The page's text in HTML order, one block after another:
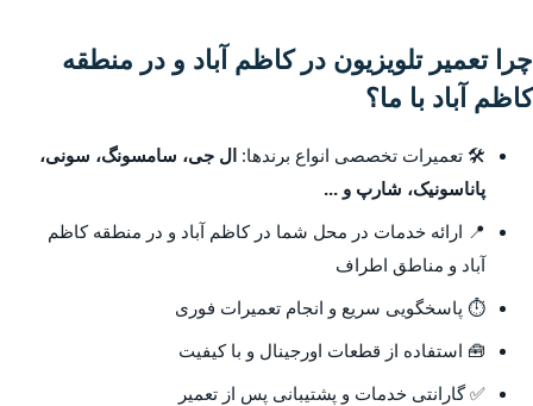
چرا تعمیر تلویزیون در کاظم آباد و در منطقه
کاظم آباد با ما؟
🛠️ تعمیرات تخصصی انواع برندها: ال جی، سامسونگ، سونی،
پاناسونیک، شارپ و ...
📍 ارائه خدمات در محل شما در کاظم آباد و در منطقه کاظم
آباد و مناطق اطراف
⏱️ پاسخگویی سریع و انجام تعمیرات فوری
🧰 استفاده از قطعات اورجینال و با کیفیت
✅ گارانتی خدمات و پشتیبانی پس از تعمیر